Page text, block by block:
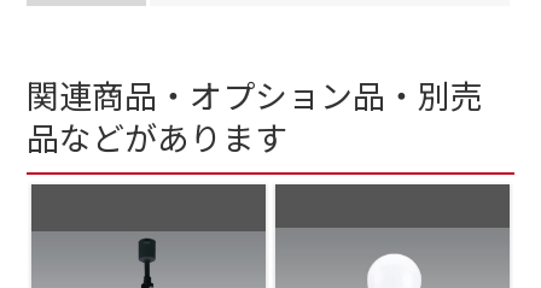
関連商品・オプション品・別売
品などがあります